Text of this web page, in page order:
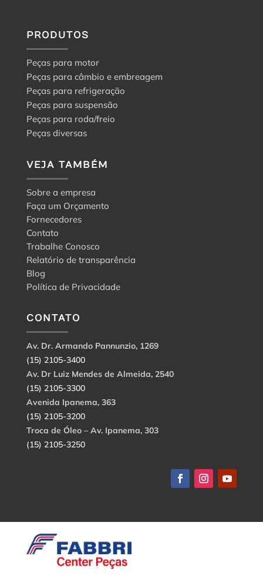
PRODUTOS
Peças para motor
Peças para câmbio e embreagem
Peças para refrigeração
Peças para suspensão
Peças para roda/freio
Peças diversas
VEJA TAMBÉM
Sobre a empresa
Faça um Orçamento
Fornecedores
Contato
Trabalhe Conosco
Relatório de transparência
Blog
Política de Privacidade
CONTATO
Av. Dr. Armando Pannunzio, 1269
(15) 2105-3400
Av. Dr Luiz Mendes de Almeida, 2540
(15) 2105-3300
Avenida Ipanema, 363
(15) 2105-3200
Troca de Óleo – Av. Ipanema, 303
(15) 2105-3250